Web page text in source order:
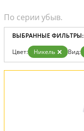
ВЫБРАННЫЕ ФИЛЬТРЫ:
Цвет: Никель Вид: